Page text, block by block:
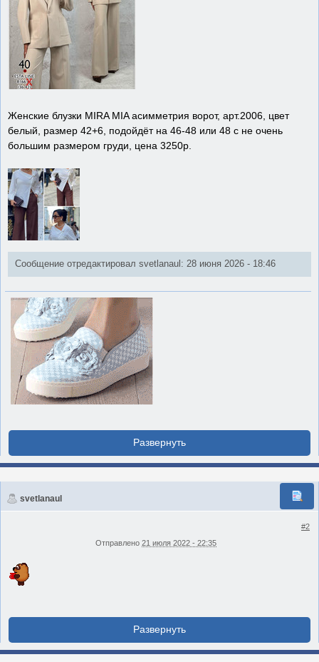
Женские блузки MIRA MIA асимметрия ворот, арт.2006, цвет
белый, размер 42+6, подойдёт на 46-48 или 48 с не очень
большим размером груди, цена 3250р.
Сообщение отредактировал svetlanaul: 28 июня 2026 - 18:46
svetlanaul
#2
Отправлено 21 июля 2022 - 22:35